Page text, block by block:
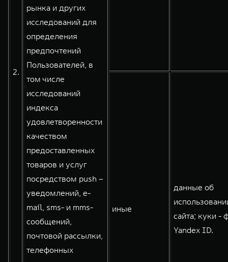
2.
рынка и других
исследований для
определения
предпочтений
Пользователей, в
том числе
исследований
индекса
удовлетворенности
качеством
предоставленных
товаров и услуг
посредством push –
уведомлений, e-
mail, sms- и mms-
сообщений,
почтовой рассылки,
телефонных
иные
данные об
сайта; куки -
Yandex ID.